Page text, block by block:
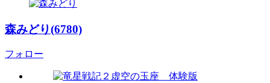
森みどり(6780)
フォロー